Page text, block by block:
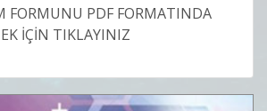
FORMUNU PDF FORMATINDA
İÇİN TIKLAYINIZ